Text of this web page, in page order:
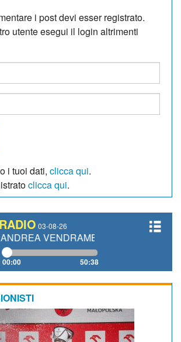
i post devi esser registrato.
utente esegui il login altrimenti
i tuoi dati, clicca qui.
clicca qui.
03-08-26
FILIPPO FIORELLI
00:00 50:38